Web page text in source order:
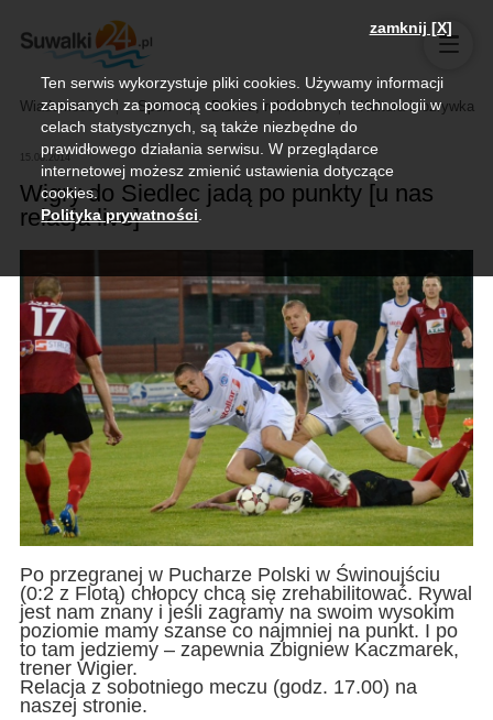
Wiadomości Sport Biznes, rolnictwo Kultura i rozrywka
15.08.2014
Wigry do Siedlec jadą po punkty [u nas
relacja live]
Po przegranej w Pucharze Polski w Świnoujściu
(0:2 z Flotą) chłopcy chcą się zrehabilitować. Rywal
jest nam znany i jeśli zagramy na swoim wysokim
poziomie mamy szanse co najmniej na punkt. I po
to tam jedziemy – zapewnia Zbigniew Kaczmarek,
trener Wigier.
Relacja z sobotniego meczu (godz. 17.00) na
naszej stronie.
zamknij [X]
Ten serwis wykorzystuje pliki cookies. Używamy informacji
zapisanych za pomocą cookies i podobnych technologii w
celach statystycznych, są także niezbędne do
prawidłowego działania serwisu. W przeglądarce
internetowej możesz zmienić ustawienia dotyczące
cookies.
Polityka prywatności